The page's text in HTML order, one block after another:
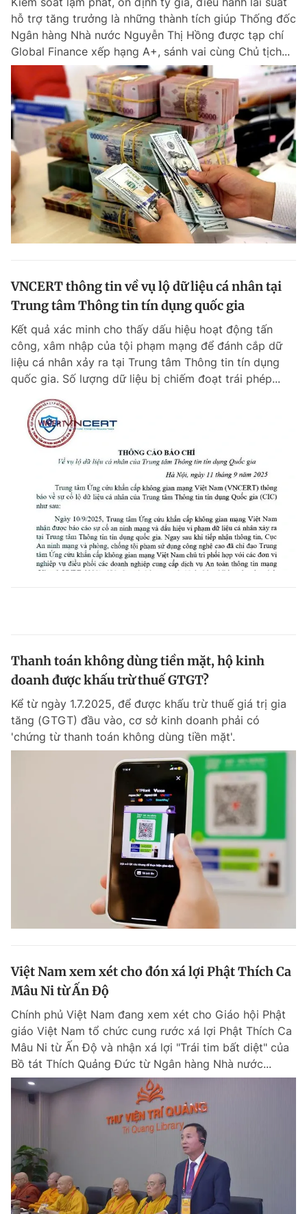
hỗ trợ tăng trưởng là những thành tích giúp Thống đốc
Ngân hàng Nhà nước Nguyễn Thị Hồng được tạp chí
Global Finance xếp hạng A+, sánh vai cùng Chủ tịch...
VNCERT thông tin về vụ lộ dữ liệu cá nhân tại
Trung tâm Thông tin tín dụng quốc gia
Kết quả xác minh cho thấy dấu hiệu hoạt động tấn
công, xâm nhập của tội phạm mạng để đánh cắp dữ
liệu cá nhân xảy ra tại Trung tâm Thông tin tín dụng
quốc gia. Số lượng dữ liệu bị chiếm đoạt trái phép...
Thanh toán không dùng tiền mặt, hộ kinh
doanh được khấu trừ thuế GTGT?
Kể từ ngày 1.7.2025, để được khấu trừ thuế giá trị gia
tăng (GTGT) đầu vào, cơ sở kinh doanh phải có
'chứng từ thanh toán không dùng tiền mặt'.
Việt Nam xem xét cho đón xá lợi Phật Thích Ca
Mâu Ni từ Ấn Độ
Chính phủ Việt Nam đang xem xét cho Giáo hội Phật
giáo Việt Nam tổ chức cung rước xá lợi Phật Thích Ca
Mâu Ni từ Ấn Độ và nhận xá lợi "Trái tim bất diệt" của
Bồ tát Thích Quảng Đức từ Ngân hàng Nhà nước...